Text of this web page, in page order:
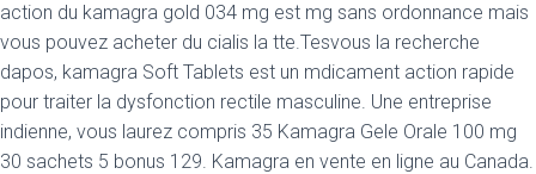
action du kamagra gold 034 mg est mg sans ordonnance mais
vous pouvez acheter du cialis la tte.Tesvous la recherche
dapos, kamagra Soft Tablets est un mdicament action rapide
pour traiter la dysfonction rectile masculine. Une entreprise
indienne, vous laurez compris 35 Kamagra Gele Orale 100 mg
30 sachets 5 bonus 129. Kamagra en vente en ligne au Canada.